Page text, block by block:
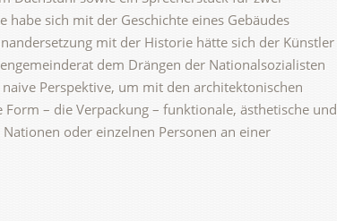
sich mit der Geschichte eines Gebäudes
mit der Historie hätte sich der Künstler
dem Drängen der Nationalsozialisten
Perspektive, um mit den architektonischen
– die Verpackung – funktionale, ästhetische und
oder einzelnen Personen an einer